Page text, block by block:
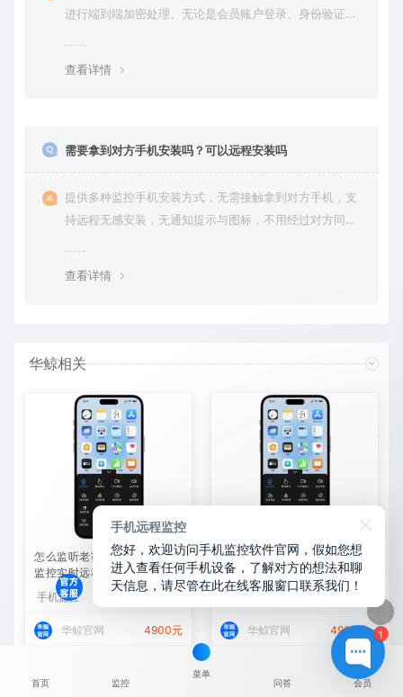
进行端到端加密处理。无论是会员账户登录、身份验证还
查看详情
需要拿到对方手机安装吗？可以远程安装吗
提供多种监控手机安装方式，无需接触拿到对方手机，支
持远程无感安装，无通知提示与图标，不用经过对方同意
查看详情
华鲸相关
怎么监听老婆手机微信？华鲸
监控实时远程查看微信聊天记
手机监控
华鲸官网 4900元
苹果手机怎么监控另外一台苹
果手机？华鲸监控跨设备实时
同屏方案
手机监控
华鲸官网 4900元
首页 监控
菜单
问答
会员
1
手机远程监控
您好，欢迎访问手机监控软件官网，假如您想
进入查看任何手机设备，了解对方的想法和聊
天信息，请尽管在此在线客服窗口联系我们！